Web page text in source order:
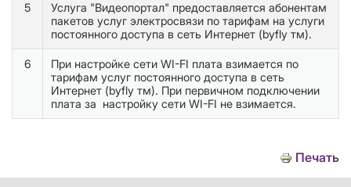
5
Услуга "Видеопортал" предоставляется абонентам
пакетов услуг электросвязи по тарифам на услуги
постоянного доступа в сеть Интернет (byfly тм).
6
При настройке сети WI-FI плата взимается по
тарифам услуг постоянного доступа в сеть
Интернет (byfly тм). При первичном подключении
плата за настройку сети WI-FI не взимается.
Печать